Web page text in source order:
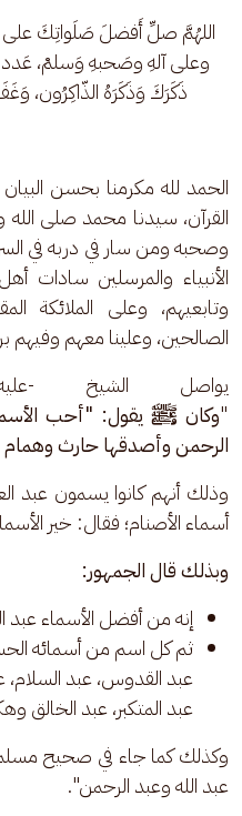
اللهُمَّ صلِّ أَفضلَ صَلَواتِكَ
وعلى آلهِ وصَحبهِ وَسلمْ، عَدد
ذَكَرَكَ وَذَكَرَهُ الذّاكِرُون،
الحمد لله مكرمنا بحسن
القرآن، سيدنا محمد صلى
وصحبه ومن سار في دربه في
الأنبياء والمرسلين سادات
وتابعيهم، وعلى الملائكة
الصالحين، وعلينا معهم وفيهم
يواصل الشيخ -
"وكان ﷺ يقول: "أحب الأسماء
الرحمن وأصدقها حارث
وذلك أنهم كانوا يسمون عبد
أسماء الأصنام؛ فقال: خير
وبذلك قال الجمهور:
إنه من أفضل الأسماء عبد
ثم كل اسم من أسمائه
عبد القدوس، عبد السلام،
عبد المتكبر، عبد الخالق
وكذلك كما جاء في صحيح
عبد الله وعبد الرحمن".